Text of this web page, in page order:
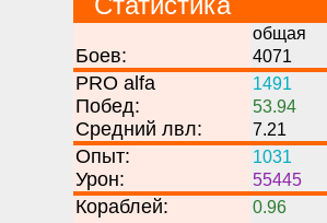
общая
Боев: 4071
PRO alfa 1491
Побед: 53.94
Средний лвл: 7.21
Опыт: 1031
Урон: 55445
Кораблей: 0.96